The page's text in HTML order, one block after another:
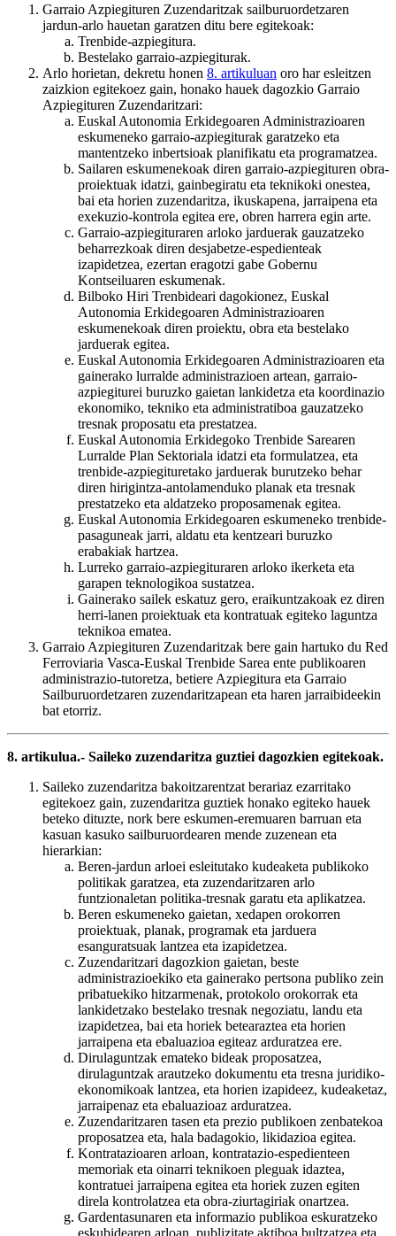
Garraio Azpiegituren Zuzendaritzak sailburuordetzaren
jardun-arlo hauetan garatzen ditu bere egitekoak:
Trenbide-azpiegitura.
Bestelako garraio-azpiegiturak.
Arlo horietan, dekretu honen 8. artikuluan oro har esleitzen
zaizkion egitekoez gain, honako hauek dagozkio Garraio
Azpiegituren Zuzendaritzari:
Euskal Autonomia Erkidegoaren Administrazioaren
eskumeneko garraio-azpiegiturak garatzeko eta
mantentzeko inbertsioak planifikatu eta programatzea.
Sailaren eskumenekoak diren garraio-azpiegituren obra-
proiektuak idatzi, gainbegiratu eta teknikoki onestea,
bai eta horien zuzendaritza, ikuskapena, jarraipena eta
exekuzio-kontrola egitea ere, obren harrera egin arte.
Garraio-azpiegituraren arloko jarduerak gauzatzeko
beharrezkoak diren desjabetze-espedienteak
izapidetzea, ezertan eragotzi gabe Gobernu
Kontseiluaren eskumenak.
Bilboko Hiri Trenbideari dagokionez, Euskal
Autonomia Erkidegoaren Administrazioaren
eskumenekoak diren proiektu, obra eta bestelako
jarduerak egitea.
Euskal Autonomia Erkidegoaren Administrazioaren eta
gainerako lurralde administrazioen artean, garraio-
azpiegiturei buruzko gaietan lankidetza eta koordinazio
ekonomiko, tekniko eta administratiboa gauzatzeko
tresnak proposatu eta prestatzea.
Euskal Autonomia Erkidegoko Trenbide Sarearen
Lurralde Plan Sektoriala idatzi eta formulatzea, eta
trenbide-azpiegituretako jarduerak burutzeko behar
diren hirigintza-antolamenduko planak eta tresnak
prestatzeko eta aldatzeko proposamenak egitea.
Euskal Autonomia Erkidegoaren eskumeneko trenbide-
pasaguneak jarri, aldatu eta kentzeari buruzko
erabakiak hartzea.
Lurreko garraio-azpiegituraren arloko ikerketa eta
garapen teknologikoa sustatzea.
Gainerako sailek eskatuz gero, eraikuntzakoak ez diren
herri-lanen proiektuak eta kontratuak egiteko laguntza
teknikoa ematea.
Garraio Azpiegituren Zuzendaritzak bere gain hartuko du Red
Ferroviaria Vasca-Euskal Trenbide Sarea ente publikoaren
administrazio-tutoretza, betiere Azpiegitura eta Garraio
Sailburuordetzaren zuzendaritzapean eta haren jarraibideekin
bat etorriz.
8. artikulua.- Saileko zuzendaritza guztiei dagozkien egitekoak.
Saileko zuzendaritza bakoitzarentzat berariaz ezarritako
egitekoez gain, zuzendaritza guztiek honako egiteko hauek
beteko dituzte, nork bere eskumen-eremuaren barruan eta
kasuan kasuko sailburuordearen mende zuzenean eta
hierarkian:
Beren-jardun arloei esleitutako kudeaketa publikoko
politikak garatzea, eta zuzendaritzaren arlo
funtzionaletan politika-tresnak garatu eta aplikatzea.
Beren eskumeneko gaietan, xedapen orokorren
proiektuak, planak, programak eta jarduera
esanguratsuak lantzea eta izapidetzea.
Zuzendaritzari dagozkion gaietan, beste
administrazioekiko eta gainerako pertsona publiko zein
pribatuekiko hitzarmenak, protokolo orokorrak eta
lankidetzako bestelako tresnak negoziatu, landu eta
izapidetzea, bai eta horiek betearaztea eta horien
jarraipena eta ebaluazioa egiteaz arduratzea ere.
Dirulaguntzak emateko bideak proposatzea,
dirulaguntzak arautzeko dokumentu eta tresna juridiko-
ekonomikoak lantzea, eta horien izapideez, kudeaketaz,
jarraipenaz eta ebaluazioaz arduratzea.
Zuzendaritzaren tasen eta prezio publikoen zenbatekoa
proposatzea eta, hala badagokio, likidazioa egitea.
Kontratazioaren arloan, kontratazio-espedienteen
memoriak eta oinarri teknikoen pleguak idaztea,
kontratuei jarraipena egitea eta horiek zuzen egiten
direla kontrolatzea eta obra-ziurtagiriak onartzea.
Gardentasunaren eta informazio publikoa eskuratzeko
eskubidearen arloan, publizitate aktiboa bultzatzea eta